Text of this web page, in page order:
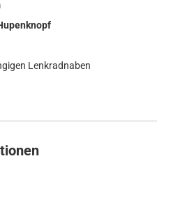
Lenkradnaben